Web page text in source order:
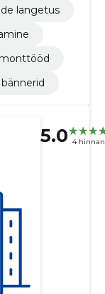
langetus
5.0 4